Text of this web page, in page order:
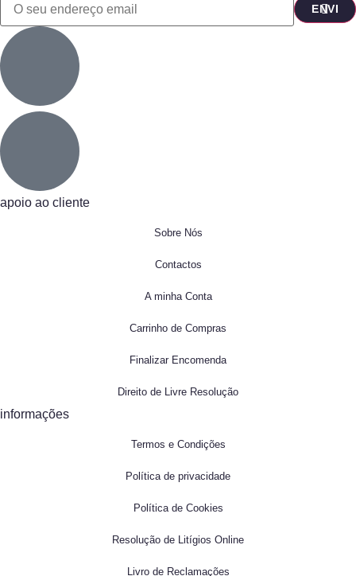
apoio ao cliente
Sobre Nós
Contactos
A minha Conta
Carrinho de Compras
Finalizar Encomenda
Direito de Livre Resolução
informações
Termos e Condições
Política de privacidade
Política de Cookies
Resolução de Litígios Online
Livro de Reclamações